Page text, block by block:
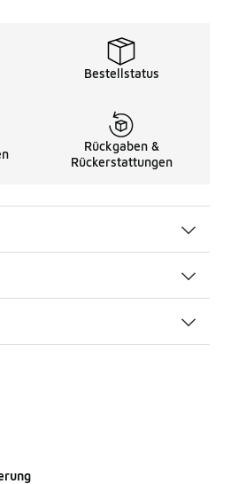
Bestellstatus
Rückgaben &
Rückerstattungen